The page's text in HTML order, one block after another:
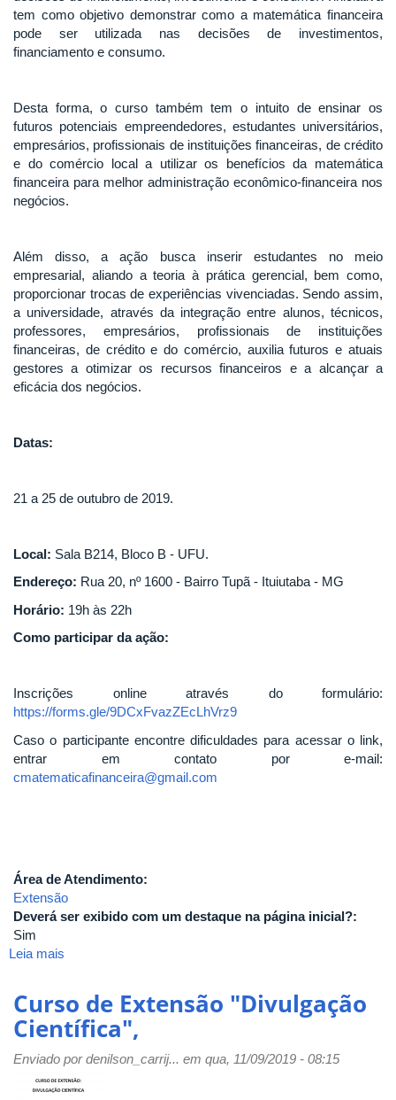
tem como objetivo demonstrar como a matemática financeira
pode ser utilizada nas decisões de investimentos,
financiamento e consumo.
Desta forma, o curso também tem o intuito de ensinar os
futuros potenciais empreendedores, estudantes universitários,
empresários, profissionais de instituições financeiras, de crédito
e do comércio local a utilizar os benefícios da matemática
financeira para melhor administração econômico-financeira nos
negócios.
Além disso, a ação busca inserir estudantes no meio
empresarial, aliando a teoria à prática gerencial, bem como,
proporcionar trocas de experiências vivenciadas. Sendo assim,
a universidade, através da integração entre alunos, técnicos,
professores, empresários, profissionais de instituições
financeiras, de crédito e do comércio, auxilia futuros e atuais
gestores a otimizar os recursos financeiros e a alcançar a
eficácia dos negócios.
Datas:
21 a 25 de outubro de 2019.
Local: Sala B214, Bloco B - UFU.
Endereço: Rua 20, nº 1600 - Bairro Tupã - Ituiutaba - MG
Horário: 19h às 22h
Como participar da ação:
Inscrições online através do formulário:
https://forms.gle/9DCxFvazZEcLhVrz9
Caso o participante encontre dificuldades para acessar o link,
entrar em contato por e-mail:
cmatematicafinanceira@gmail.com
Área de Atendimento:
Extensão
Deverá ser exibido com um destaque na página inicial?:
Sim
Leia mais
aplicada
às
de
financiamento,
Curso de Extensão "Divulgação
Científica",
Enviado pordenilson_carrij... em qua, 11/09/2019 - 08:15